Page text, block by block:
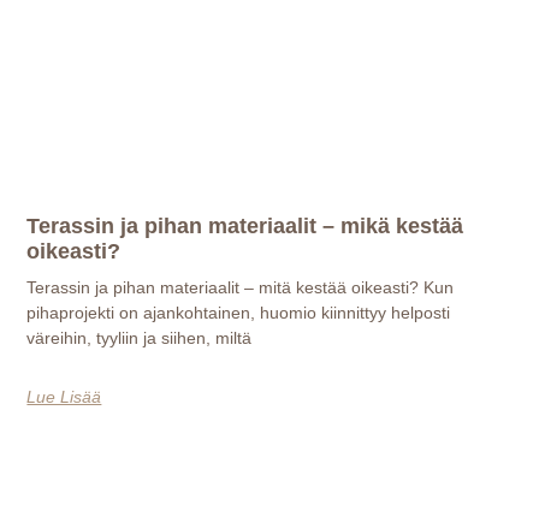
Terassin ja pihan materiaalit – mikä kestää
oikeasti?
Terassin ja pihan materiaalit – mitä kestää oikeasti? Kun
pihaprojekti on ajankohtainen, huomio kiinnittyy helposti
väreihin, tyyliin ja siihen, miltä
Lue Lisää